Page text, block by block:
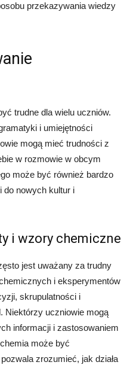
przekazywania wiedzy
trudne dla wielu uczniów.
i umiejętności
mogą mieć trudności z
w rozmowie w obcym
może być również bardzo
do nowych kultur i
i wzory chemiczne
jest uważany za trudny
i eksperymentów
skrupulatności i
Niektórzy uczniowie mogą
informacji i zastosowaniem
może być
zrozumieć, jak działa